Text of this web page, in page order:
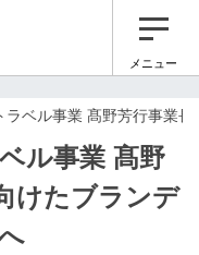
メニュー
ラベル事業 髙野芳行事
ル事業 髙野
たブランデ